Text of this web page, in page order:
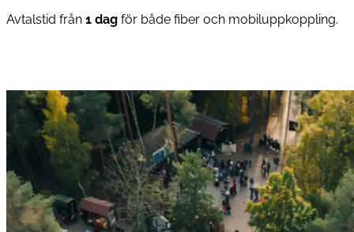
Avtalstid från 1 dag för både fiber och mobiluppkoppling.